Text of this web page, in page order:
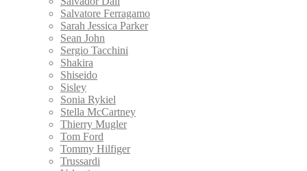
Salvatore Ferragamo
Sarah Jessica Parker
Sean John
Sergio Tacchini
Shakira
Shiseido
Sisley
Sonia Rykiel
Stella McCartney
Thierry Mugler
Tom Ford
Tommy Hilfiger
Trussardi